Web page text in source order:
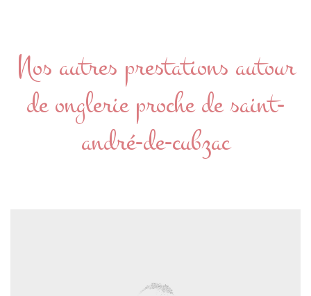
Nos autres prestations autour
de onglerie proche de saint-
andré-de-cubzac